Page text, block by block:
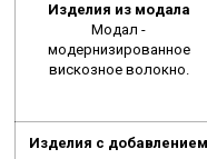
Изделия из модала
Модал -
модернизированное
вискозное волокно.
Изделия с добавлением